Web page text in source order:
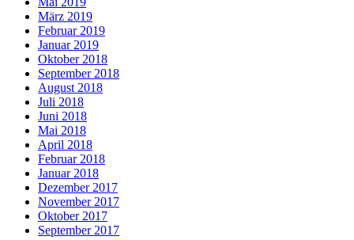
März 2019
Februar 2019
Januar 2019
Oktober 2018
September 2018
August 2018
Juli 2018
Juni 2018
Mai 2018
April 2018
Februar 2018
Januar 2018
Dezember 2017
November 2017
Oktober 2017
September 2017